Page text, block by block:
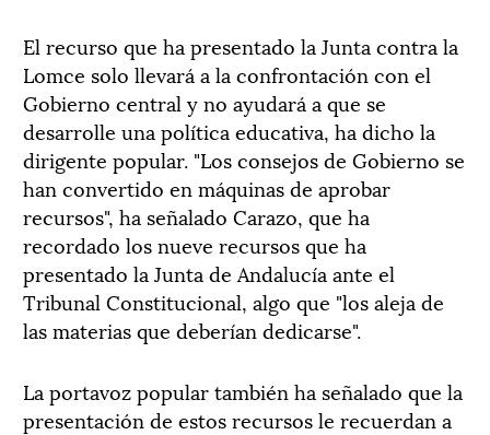
El recurso que ha presentado la Junta contra la
Lomce solo llevará a la confrontación con el
Gobierno central y no ayudará a que se
desarrolle una política educativa, ha dicho la
dirigente popular. "Los consejos de Gobierno se
han convertido en máquinas de aprobar
recursos", ha señalado Carazo, que ha
recordado los nueve recursos que ha
presentado la Junta de Andalucía ante el
Tribunal Constitucional, algo que "los aleja de
las materias que deberían dedicarse".
La portavoz popular también ha señalado que la
presentación de estos recursos le recuerdan a